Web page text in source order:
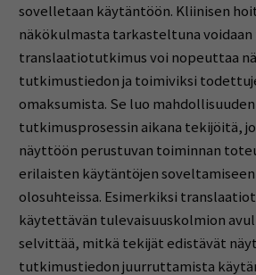
sovelletaan käytäntöön. Kliinisen
näkökulmasta tarkasteltuna
translaatiotutkimus voi nopeuttaa
tutkimustiedon ja toimiviksi
omaksumista. Se luo
tutkimusprosessin aikana tekijöitä,
näyttöön perustuvan toiminnan
erilaisten käytäntöjen soveltamiseen
olosuhteissa. Esimerkiksi
käytettävän tulevaisuuskolmion
selvittää, mitkä tekijät edistävät
tutkimustiedon juurruttamista